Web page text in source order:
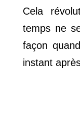
Cela
temps ne
façon
instant